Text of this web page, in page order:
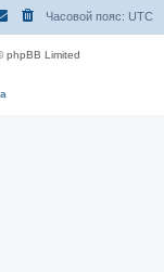
Часовой пояс: UTC
phpBB Limited